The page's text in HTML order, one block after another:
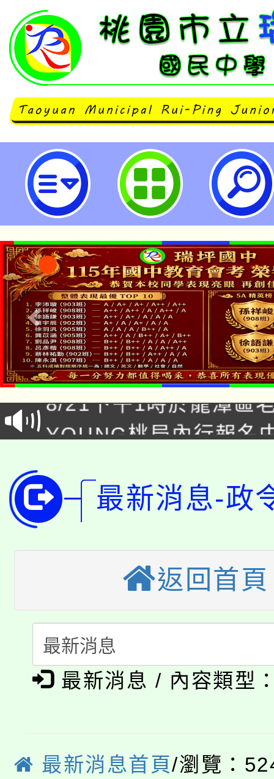
交通部中央氣象署氣候變遷通識影
桃園市立瑞坪國民中學
「本色祭」8/29、30在
場熱烈登場!
8/21下午1時於龍潭區
徵才活動。
YOUNG桃局內行報名
開!
115年桃園市運動會8/
田徑場及游泳池舉行。
桃園市低收入戶享有免
視費優惠，中低收入戶
半價優惠，詳情可洽有
者。
大園自造教育及科技中
份教師增能研習
大溪自造教育及科技
份教師研習
淨零綠生活教案入校路
會
115年食農教育專業人
程
「本色祭」8/29、30在
局官網。
8月14至27日，桃園電
最新消息-政
返回首頁
最新消息 / 內容類型
最新消息首頁/瀏覽：